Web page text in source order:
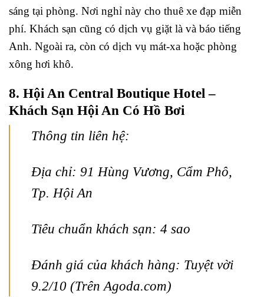
sáng tại phòng. Nơi nghỉ này cho thuê xe đạp miễn
phí. Khách sạn cũng có dịch vụ giặt là và báo tiếng
Anh. Ngoài ra, còn có dịch vụ mát-xa hoặc phòng
xông hơi khô.
8. Hội An Central Boutique Hotel –
Khách Sạn Hội An Có Hồ Bơi
Thông tin liên hệ:
Địa chỉ: 91 Hùng Vương, Cẩm Phô,
Tp. Hội An
Tiêu chuẩn khách sạn: 4 sao
Đánh giá của khách hàng: Tuyệt vời
9.2/10 (Trên Agoda.com)